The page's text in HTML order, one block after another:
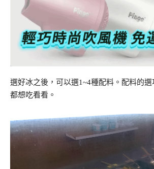
選好冰之後，可以選1~4種配料。配料的
都想吃看看。